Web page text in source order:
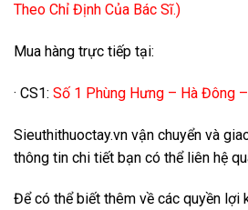
Theo Chỉ Định Của Bác Sĩ.)
Mua hàng trực tiếp tại:
· CS1: Số 1 Phùng Hưng – Hà Đông
Sieuthithuoctay.vn vận chuyển và
thông tin chi tiết bạn có thể liên hệ
Để có thể biết thêm về các quyền lợi